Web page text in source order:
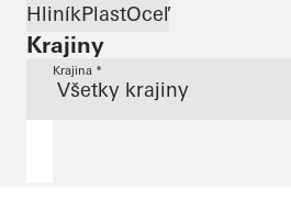
HliníkPlastOceľ
Krajiny
Krajina *